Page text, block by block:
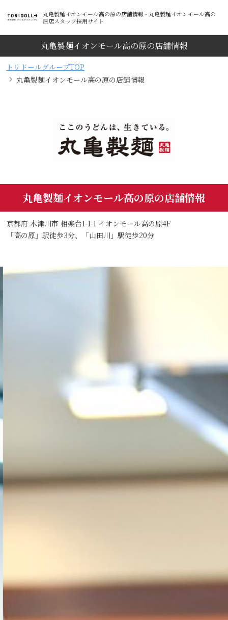
丸亀製麺イオンモール高の原の店舗情報 - 丸亀製麺イオンモール高の
原店スタッフ採用サイト
丸亀製麺イオンモール高の原の店舗情報
トリドールグループTOP
丸亀製麺イオンモール高の原の店舗情報
丸亀製麺イオンモール高の原の店舗情報
京都府 木津川市 相楽台1-1-1 イオンモール高の原4F
「高の原」駅徒歩3分、「山田川」駅徒歩20分